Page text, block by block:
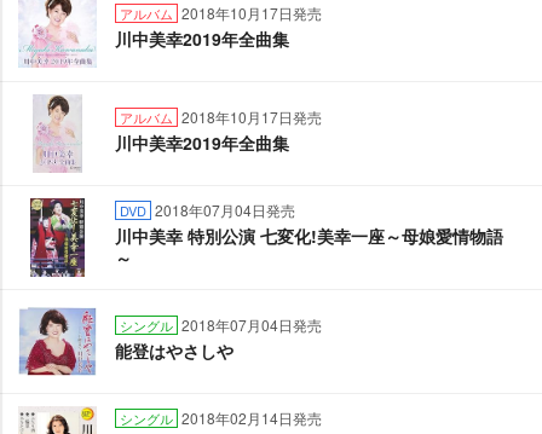
アルバム 2018年10月17日発売
川中美幸2019年全曲集
アルバム 2018年10月17日発売
川中美幸2019年全曲集
DVD 2018年07月04日発売
川中美幸 特別公演 七変化!美幸一座～母娘愛情物語
～
シングル 2018年07月04日発売
能登はやさし
シングル 2018年02月14日発売